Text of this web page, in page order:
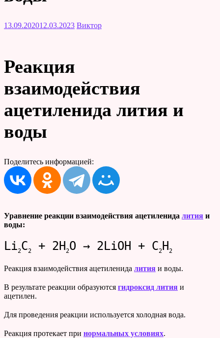
13.09.202012.03.2023 Виктор
Реакция
взаимодействия
ацетиленида лития и
воды
Поделитесь информацией:
Уравнение реакции взаимодействия ацетиленида лития и
воды:
Li2C2 + 2H 2O → 2LiOH + C2 H 2
Реакция взаимодействия ацетиленида лития и воды.
В результате реакции образуются гидроксид лития и
ацетилен.
Для проведения реакции используется холодная вода.
Реакция протекает при нормальных условиях.